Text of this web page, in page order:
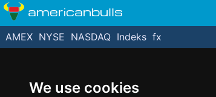
We use cookies
americanbulls
AMEX NYSE NASDAQ Indeks fx